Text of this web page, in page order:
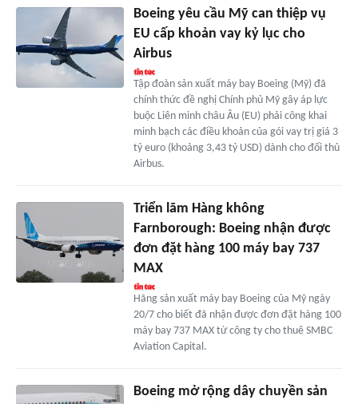
Boeing yêu cầu Mỹ can thiệp vụ
EU cấp khoản vay kỷ lục cho
Airbus
Tập đoàn sản xuất máy bay Boeing (Mỹ) đã
chính thức đề nghị Chính phủ Mỹ gây áp lực
buộc Liên minh châu Âu (EU) phải công khai
minh bạch các điều khoản của gói vay trị giá 3
tỷ euro (khoảng 3,43 tỷ USD) dành cho đối thủ
Airbus.
Triển lãm Hàng không
Farnborough: Boeing nhận được
đơn đặt hàng 100 máy bay 737
MAX
Hãng sản xuất máy bay Boeing của Mỹ ngày
20/7 cho biết đã nhận được đơn đặt hàng 100
máy bay 737 MAX từ công ty cho thuê SMBC
Aviation Capital.
Boeing mở rộng dây chuyền sản